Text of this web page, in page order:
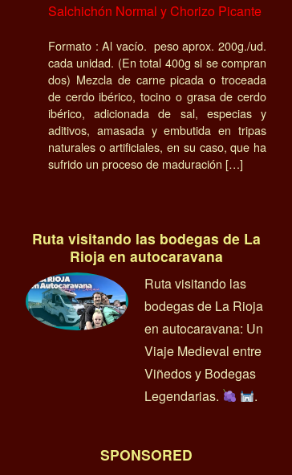
Salchichón Normal y Chorizo Picante
Formato : Al vacío. peso aprox. 200g./ud.
cada unidad. (En total 400g si se compran
dos) Mezcla de carne picada o troceada
de cerdo ibérico, tocino o grasa de cerdo
ibérico, adicionada de sal, especias y
aditivos, amasada y embutida en tripas
naturales o artificiales, en su caso, que ha
sufrido un proceso de maduración […]
Ruta visitando las bodegas de La
Rioja en autocaravana
Ruta visitando las
bodegas de La Rioja
en autocaravana: Un
Viaje Medieval entre
Viñedos y Bodegas
Legendarias.
.
SPONSORED